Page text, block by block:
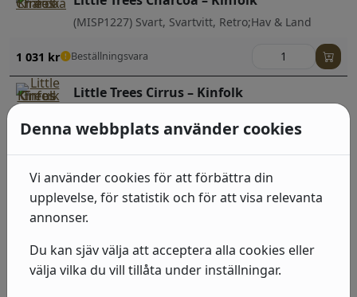
(MISP1227) Svart, Svartvitt, Retro;Hav & Land
1 031 kr Beställningsvara
Little Trees Cirrus – Kinfolk
Little Trees Aquamar – Signature
(MISP1352) Turkos, Retro;Hav & Land
Denna webbplats använder cookies
Vi använder cookies för att förbättra din
upplevelse, för statistik och för att visa relevanta
annonser.
Du kan sjäv välja att acceptera alla cookies eller
välja vilka du vill tillåta under inställningar.